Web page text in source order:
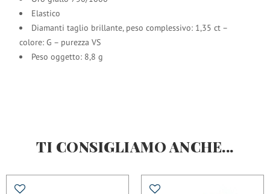
Elastico
Diamanti taglio brillante, peso complessivo: 1,35 ct –
colore: G – purezza VS
Peso oggetto: 8,8 g
TI CONSIGLIAMO ANCHE...